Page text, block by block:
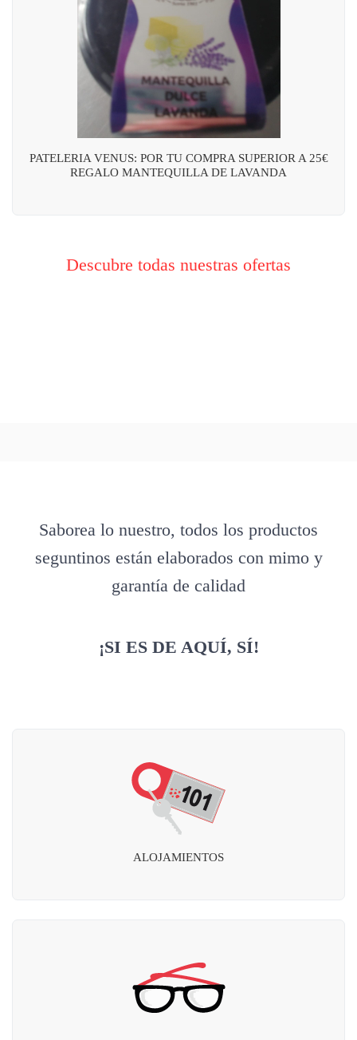
PATELERIA VENUS: POR TU COMPRA SUPERIOR A 25€
REGALO MANTEQUILLA DE LAVANDA
Descubre todas nuestras ofertas
Saborea lo nuestro, todos los productos
seguntinos están elaborados con mimo y
garantía de calidad
¡SI ES DE AQUÍ, SÍ!
ALOJAMIENTOS